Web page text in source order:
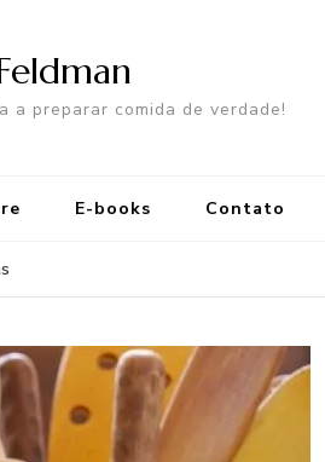
a preparar comida de verdade!
E-books Contato